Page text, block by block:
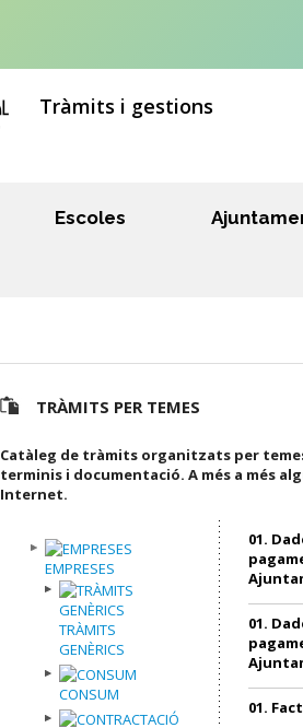
Tràmits i gestions
Escoles
TRÀMITS PER TEMES
Catàleg de tràmits organitzats per
terminis i documentació. A més a més
Internet.
EMPRESES
TRÀMITS
GENÈRICS
CONSUM
01.
01.
01.